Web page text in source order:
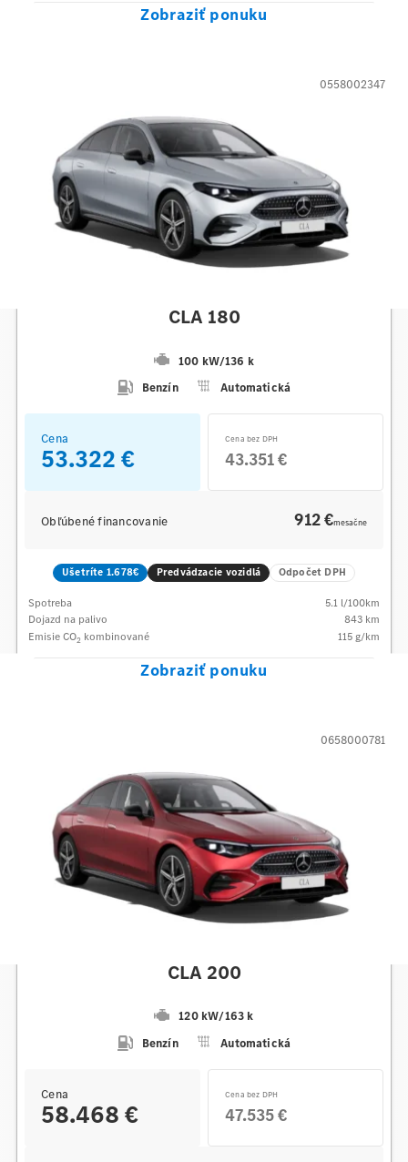
Zobraziť ponuku
CLA 180
100 kW/136 k
Benzín
Automatická
0558002347
Cena
53.322 €
Cena bez DPH
43.351 €
Obľúbené financovanie 912 €mesačne
Ušetríte 1.678€ Predvádzacie vozidlá Odpočet DPH
Spotreba 5.1 l/100km
Dojazd na palivo
843 km
Emisie CO2 kombinované 115 g/km
Zobraziť ponuku
CLA 200
120 kW/163 k
Benzín
Automatická
0658000781
Cena
58.468 €
Cena bez DPH
47.535 €